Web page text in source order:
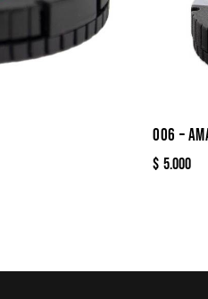
006 –
$ 5.000